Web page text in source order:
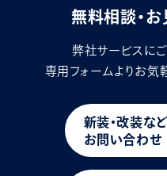
無料相談・お
弊社サービスに
専用フォームよりお気
新装・改装な
お問い合わせ